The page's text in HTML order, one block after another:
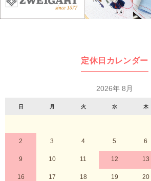
定休日カレンダー
2026年 8月
日 月 火 水 木
2 3 4 5 6
9 10 11 12 13
16 17 18 19 20